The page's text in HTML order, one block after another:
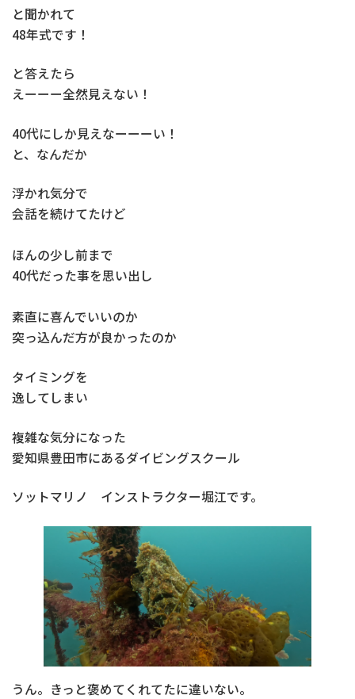
と聞かれて
48年式です！
と答えたら
えーーー全然見えない！
40代にしか見えなーーーい！
と、なんだか
浮かれ気分で
会話を続けてたけど
ほんの少し前まで
40代だった事を思い出し
素直に喜んでいいのか
突っ込んだ方が良かったのか
タイミングを
逸してしまい
複雑な気分になった
愛知県豊田市にあるダイビングスクール
ソットマリノ インストラクター堀江です。
うん。きっと褒めてくれてたに違いない。